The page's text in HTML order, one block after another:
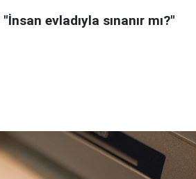
"İnsan evladıyla sınanır mı?"